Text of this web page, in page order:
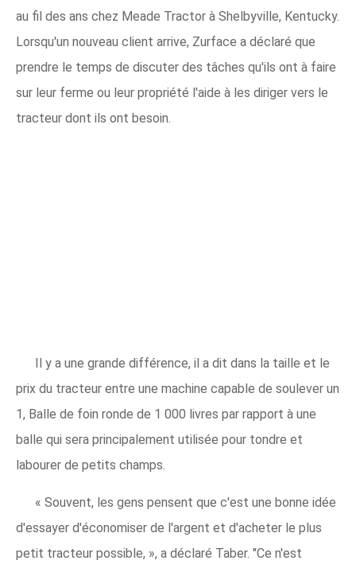
au fil des ans chez Meade Tractor à Shelbyville, Kentucky.
Lorsqu'un nouveau client arrive, Zurface a déclaré que
prendre le temps de discuter des tâches qu'ils ont à faire
sur leur ferme ou leur propriété l'aide à les diriger vers le
tracteur dont ils ont besoin.
Il y a une grande différence, il a dit dans la taille et le
prix du tracteur entre une machine capable de soulever un
1, Balle de foin ronde de 1 000 livres par rapport à une
balle qui sera principalement utilisée pour tondre et
labourer de petits champs.
« Souvent, les gens pensent que c'est une bonne idée
d'essayer d'économiser de l'argent et d'acheter le plus
petit tracteur possible, », a déclaré Taber. "Ce n'est